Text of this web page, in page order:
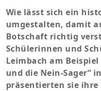
Wie lässt sich ein
umgestalten, damit
Botschaft richtig
Schülerinnen und
Leimbach am Beispiel
und die Nein-Sager“
präsentierten sie ihre